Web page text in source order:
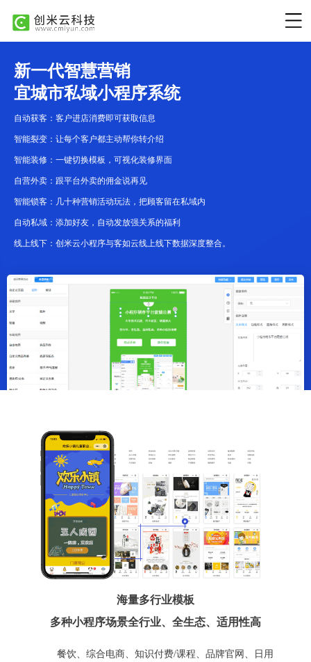
新一代智慧营销
宜城市私域小程序系统
自动获客：客户进店消费即可获取信息
智能裂变：让每个客户都主动帮你转介绍
智能装修：一键切换模板，可视化装修界面
自营外卖：跟平台外卖的佣金说再见
智能锁客：几十种营销活动玩法，把顾客留在私域内
自动私域：添加好友，自动发放强关系的福利
线上线下：创米云小程序与客如云线上线下数据深度整合。
海量多行业模板
多种小程序场景全行业、全生态、适用性高
餐饮、综合电商、知识付费/课程、品牌官网、日用